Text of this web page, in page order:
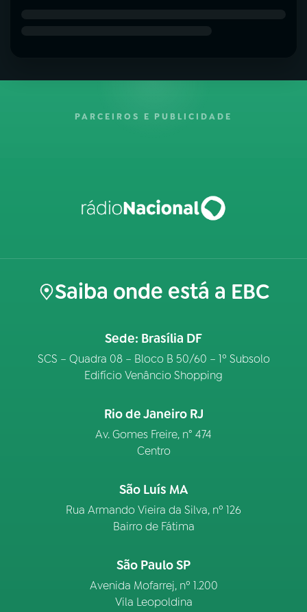
PARCEIROS E PUBLICIDADE
Saiba onde está a EBC
Sede: Brasília DF
SCS – Quadra 08 – Bloco B 50/60 – 1º Subsolo
Edifício Venâncio Shopping
Rio de Janeiro RJ
Av. Gomes Freire, n° 474
Centro
São Luís MA
Rua Armando Vieira da Silva, nº 126
Bairro de Fátima
São Paulo SP
Avenida Mofarrej, nº 1.200
Vila Leopoldina